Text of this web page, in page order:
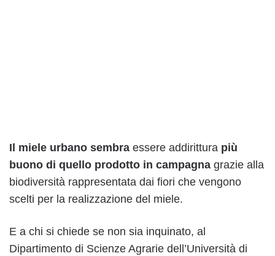
Il miele urbano sembra essere addirittura più
buono di quello prodotto in campagna grazie alla
biodiversità rappresentata dai fiori che vengono
scelti per la realizzazione del miele.
E a chi si chiede se non sia inquinato, al
Dipartimento di Scienze Agrarie dell’Università di